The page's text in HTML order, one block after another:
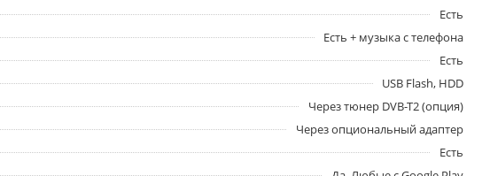
Есть
Есть + музыка с телефона
Есть
USB Flash, HDD
Через тюнер DVB-T2 (опция)
Через опциональный адаптер
Есть